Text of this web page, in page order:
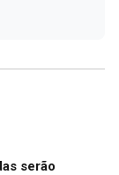
serão